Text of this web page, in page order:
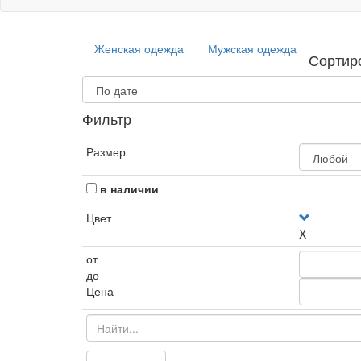
Женская одежда Мужская одежда
Фильтр
Размер
в наличии
Цвет
X
от
до
Цена